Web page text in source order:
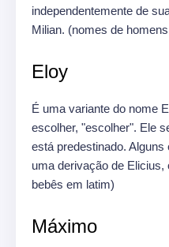
independentemente de
Milian. (nomes de
Eloy
É uma variante do nome
escolher, "escolher". Ele
está predestinado. Alguns
uma derivação de Elicius,
bebês em latim)
Máximo